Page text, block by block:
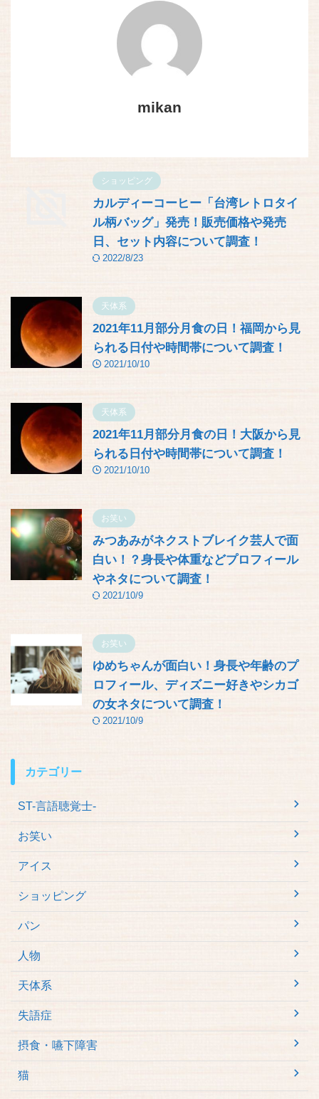
mikan
ショッピング
カルディーコーヒー「台湾レトロタイ
ル柄バッグ」発売！販売価格や発売
日、セット内容について調査！
2022/8/23
天体系
2021年11月部分月食の日！福岡から見
られる日付や時間帯について調査！
2021/10/10
天体系
2021年11月部分月食の日！大阪から見
られる日付や時間帯について調査！
2021/10/10
お笑い
みつあみがネクストブレイク芸人で面
白い！？身長や体重などプロフィール
やネタについて調査！
2021/10/9
お笑い
ゆめちゃんが面白い！身長や年齢のプ
ロフィール、ディズニー好きやシカゴ
の女ネタについて調査！
2021/10/9
カテゴリー
ST-言語聴覚士-
お笑い
アイス
ショッピング
パン
人物
天体系
失語症
摂食・嚥下障害
猫